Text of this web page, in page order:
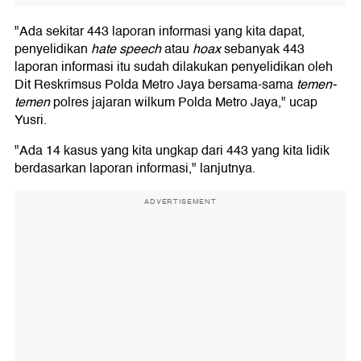
"Ada sekitar 443 laporan informasi yang kita dapat,
penyelidikan hate speechatau hoaxsebanyak 443
laporan informasi itu sudah dilakukan penyelidikan oleh
Dit Reskrimsus Polda Metro Jaya bersama-samatemen-
temenpolres jajaran wilkum Polda Metro Jaya," ucap
Yusri.
"Ada 14 kasus yang kita ungkap dari 443 yang kita lidik
berdasarkan laporan informasi," lanjutnya.
ADVERTISEMENT